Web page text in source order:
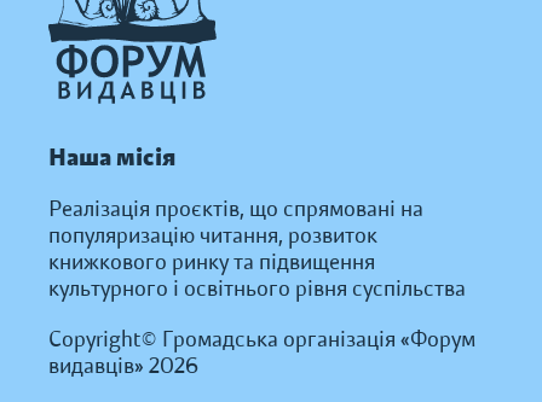
Наша місія
Реалізація проєктів, що спрямовані на
популяризацію читання, розвиток
книжкового ринку та підвищення
культурного і освітнього рівня суспільства
Copyright© Громадська організація «Форум
видавців» 2026